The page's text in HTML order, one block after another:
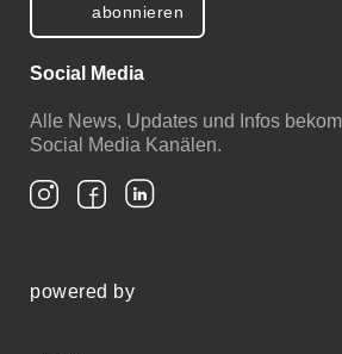
abonnieren
Social Media
Alle News, Updates und Infos
Social Media Kanälen.
powered by